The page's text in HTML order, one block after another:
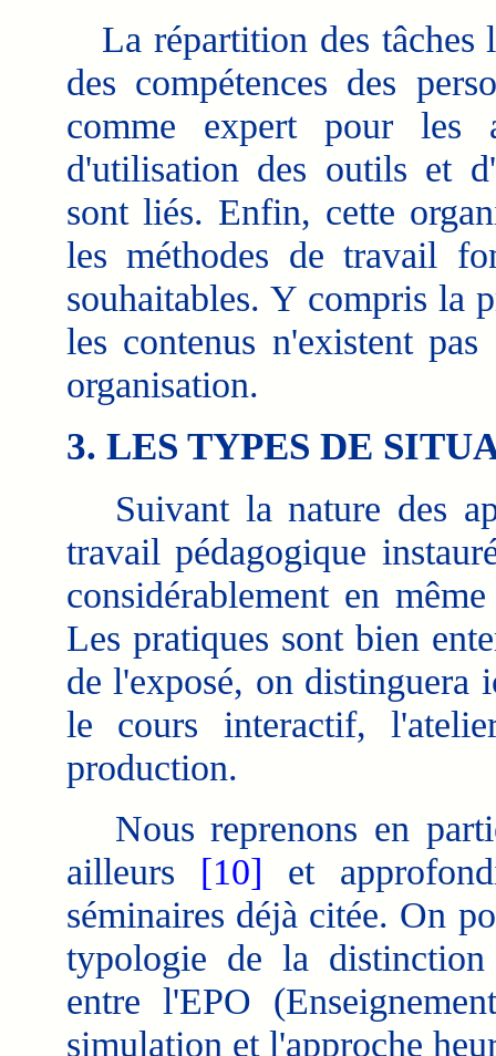
La répartition des tâches
des compétences des
comme expert pour les
d'utilisation des outils et
sont liés. Enfin, cette
les méthodes de travail
souhaitables. Y compris la
les contenus n'existent
organisation.
3. LES TYPES DE
Suivant la nature des
travail pédagogique
considérablement en
Les pratiques sont bien
de l'exposé, on distinguera
le cours interactif,
production.
Nous reprenons en
ailleurs [10] et
séminaires déjà citée. On
typologie de la
entre l'EPO
simulation et l'approche